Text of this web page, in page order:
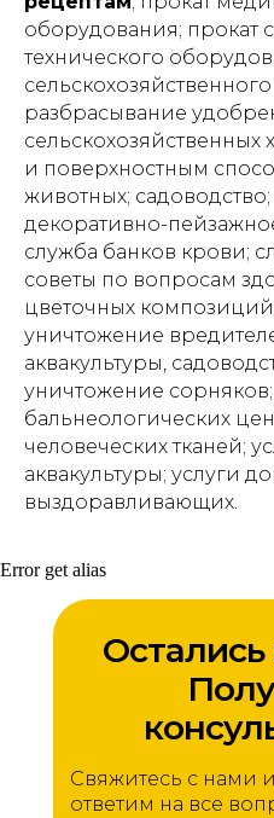
оборудования; прокат
технического
разбрасывание
и поверхностным
животных;
декоративно-
служба банков крови;
советы по вопросам
цветочных
уничтожение
аквакультуры,
уничтожение сорняков;
бальнеологических
человеческих тканей;
аквакультуры; услуги
выздоравливающих.
Error get alias
Свяжитесь с нами
ответим на все